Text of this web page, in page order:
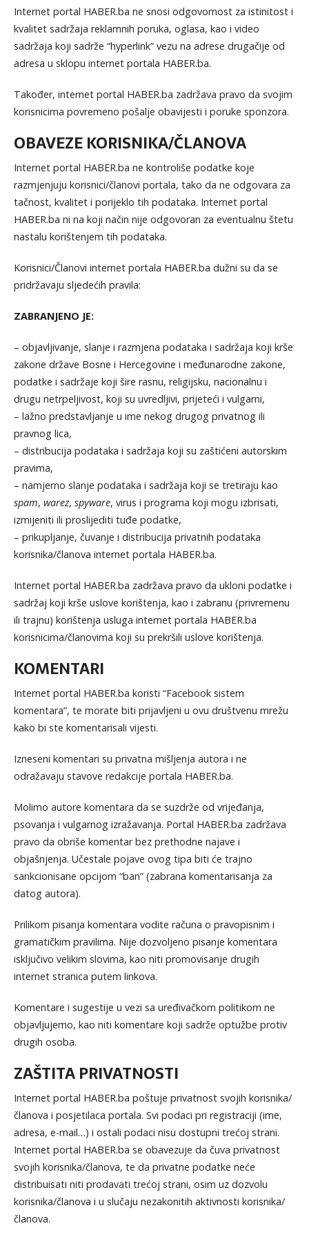
Internet portal HABER.ba ne snosi odgovornost za istinitost i
kvalitet sadržaja reklamnih poruka, oglasa, kao i video
sadržaja koji sadrže “hyperlink” vezu na adrese drugačije od
adresa u sklopu internet portala HABER.ba.
Također, internet portal HABER.ba zadržava pravo da svojim
korisnicima povremeno pošalje obavijesti i poruke sponzora.
OBAVEZE KORISNIKA/ČLANOVA
Internet portal HABER.ba ne kontroliše podatke koje
razmjenjuju korisnici/članovi portala, tako da ne odgovara za
tačnost, kvalitet i porijeklo tih podataka. Internet portal
HABER.ba ni na koji način nije odgovoran za eventualnu štetu
nastalu korištenjem tih podataka.
Korisnici/Članovi internet portala HABER.ba dužni su da se
pridržavaju sljedećih pravila:
ZABRANJENO JE:
– objavljivanje, slanje i razmjena podataka i sadržaja koji krše
zakone države Bosne i Hercegovine i međunarodne zakone,
podatke i sadržaje koji šire rasnu, religijsku, nacionalnu i
drugu netrpeljivost, koji su uvredljivi, prijeteći i vulgarni,
– lažno predstavljanje u ime nekog drugog privatnog ili
pravnog lica,
– distribucija podataka i sadržaja koji su zaštićeni autorskim
pravima,
– namjerno slanje podataka i sadržaja koji se tretiraju kao
spam, warez, spyware, virus i programa koji mogu izbrisati,
izmijeniti ili proslijediti tuđe podatke,
– prikupljanje, čuvanje i distribucija privatnih podataka
korisnika/članova internet portala HABER.ba.
Internet portal HABER.ba zadržava pravo da ukloni podatke i
sadržaj koji krše uslove korištenja, kao i zabranu (privremenu
ili trajnu) korištenja usluga internet portala HABER.ba
korisnicima/članovima koji su prekršili uslove korištenja.
KOMENTARI
Internet portal HABER.ba koristi “Facebook sistem
komentara”, te morate biti prijavljeni u ovu društvenu mrežu
kako bi ste komentarisali vijesti.
Izneseni komentari su privatna mišljenja autora i ne
odražavaju stavove redakcije portala HABER.ba.
Molimo autore komentara da se suzdrže od vrijeđanja,
psovanja i vulgarnog izražavanja. Portal HABER.ba zadržava
pravo da obriše komentar bez prethodne najave i
objašnjenja. Učestale pojave ovog tipa biti će trajno
sankcionisane opcijom “ban” (zabrana komentarisanja za
datog autora).
Prilikom pisanja komentara vodite računa o pravopisnim i
gramatičkim pravilima. Nije dozvoljeno pisanje komentara
isključivo velikim slovima, kao niti promovisanje drugih
internet stranica putem linkova.
Komentare i sugestije u vezi sa uređivačkom politikom ne
objavljujemo, kao niti komentare koji sadrže optužbe protiv
drugih osoba.
ZAŠTITA PRIVATNOSTI
Internet portal HABER.ba poštuje privatnost svojih korisnika/
članova i posjetilaca portala. Svi podaci pri registraciji (ime,
adresa, e-mail…) i ostali podaci nisu dostupni trećoj strani.
Internet portal HABER.ba se obavezuje da čuva privatnost
svojih korisnika/članova, te da privatne podatke neće
distribuisati niti prodavati trećoj strani, osim uz dozvolu
korisnika/članova i u slučaju nezakonitih aktivnosti korisnika/
članova.